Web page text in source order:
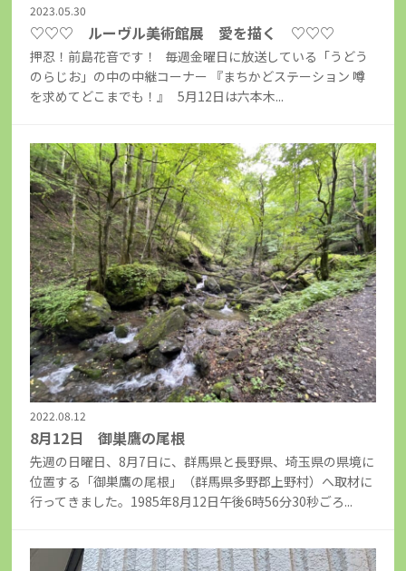
2023.05.30
♡♡♡ ルーヴル美術館展 愛を描く ♡♡♡
押忍！前島花音です！ 毎週金曜日に放送している「うどう
のらじお」の中の中継コーナー 『まちかどステーション 噂
を求めてどこまでも！』 5月12日は六本木...
2022.08.12
8月12日 御巣鷹の尾根
先週の日曜日、8月7日に、群馬県と長野県、埼玉県の県境に
位置する「御巣鷹の尾根」（群馬県多野郡上野村）へ取材に
行ってきました。1985年8月12日午後6時56分30秒ごろ...